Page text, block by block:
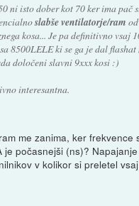
ni isto dober kot 70 ker ima pač
slabše ventilatorje/ram
kosa... Je pa definitivno vsaj
8500LELE ki se ga je dal
določeni slavni 9xxx kosi :)
interesantna.
me zanima, ker frekvence
je počasnejši (ns)?
v kolikor si preletel